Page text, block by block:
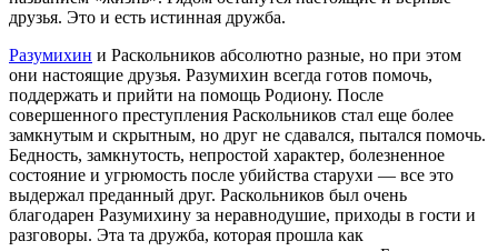
друзья. Это и есть истинная дружба.
Разумихин и Раскольников абсолютно разные, но при этом
они настоящие друзья. Разумихин всегда готов помочь,
поддержать и прийти на помощь Родиону. После
совершенного преступления Раскольников стал еще более
замкнутым и скрытным, но друг не сдавался, пытался помочь.
Бедность, замкнутость, непростой характер, болезненное
состояние и угрюмость после убийства старухи — все это
выдержал преданный друг. Раскольников был очень
благодарен Разумихину за неравнодушие, приходы в гости и
разговоры. Эта та дружба, которая прошла как